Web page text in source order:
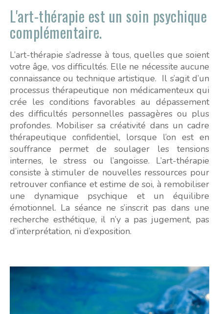
L'art-thérapie est un soin psychique
complémentaire.
L’art-thérapie s’adresse à tous, quelles que soient
votre âge, vos difficultés. Elle ne nécessite aucune
connaissance ou technique artistique. Il s’agit d’un
processus thérapeutique non médicamenteux qui
crée les conditions favorables au dépassement
des difficultés personnelles passagères ou plus
profondes. Mobiliser sa créativité dans un cadre
thérapeutique confidentiel, lorsque l’on est en
souffrance permet de soulager les tensions
internes, le stress ou l’angoisse. L’art-thérapie
consiste à stimuler de nouvelles ressources pour
retrouver confiance et estime de soi, à remobiliser
une dynamique psychique et un équilibre
émotionnel. La séance ne s’inscrit pas dans une
recherche esthétique, il n’y a pas jugement, pas
d’interprétation, ni d’exposition.